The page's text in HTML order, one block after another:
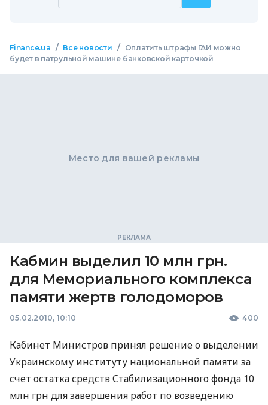
Finance.ua / Все новости /
Оплатить штрафы ГАИ можно
будет в патрульной машине банковской карточкой
Место для вашей рекламы
Кабмин выделил 10 млн грн.
для Мемориального комплекса
памяти жертв голодоморов
05.02.2010, 10:10 400
Кабинет Министров принял решение о выделении
Украинскому институту национальной памяти за
счет остатка средств Стабилизационного фонда 10
млн грн для завершения работ по возведению